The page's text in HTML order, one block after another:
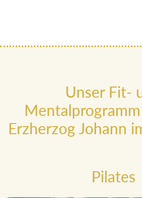
Unser Fit-
Erzherzog Johann
Pilates